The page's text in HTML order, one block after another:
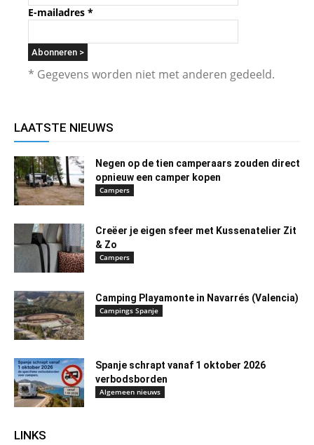
E-mailadres *
* Gegevens worden niet met anderen gedeeld.
LAATSTE NIEUWS
Negen op de tien camperaars zouden direct
opnieuw een camper kopen
Campers
Creëer je eigen sfeer met Kussenatelier Zit
& Zo
Campers
Camping Playamonte in Navarrés (Valencia)
Campings Spanje
Spanje schrapt vanaf 1 oktober 2026
verbodsborden
Algemeen nieuws
LINKS